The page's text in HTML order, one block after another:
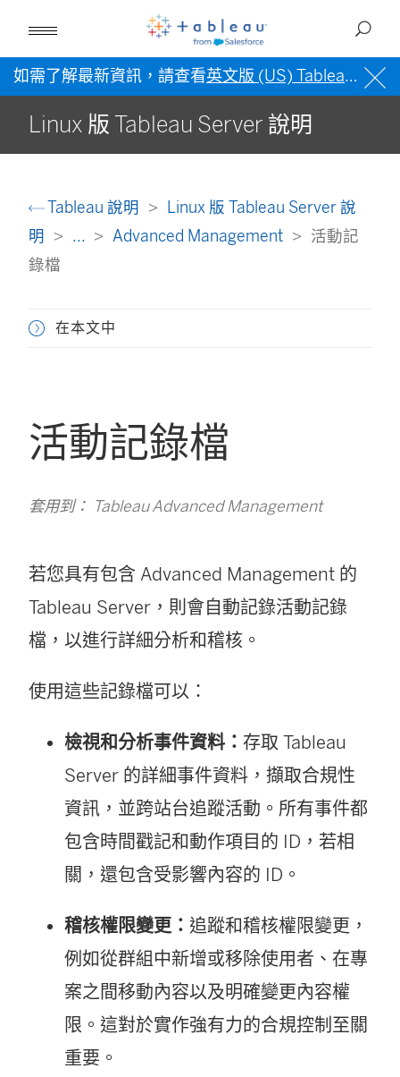
如需了解最新資訊，請查看英文版 (US) Tableau 說明
Linux 版 Tableau Server 說明
Tableau 說明
Linux 版 Tableau Server 說
明
... Advanced Management
活動記
錄檔
在本文中
活動記錄檔
套用到： Tableau Advanced Management
若您具有包含 Advanced Management 的
Tableau Server ，則會自動記錄活動記錄
檔，以進行詳細分析和稽核。
使用這些記錄檔可以：
檢視和分析事件資料： 存取 Tableau
Server 的詳細事件資料，擷取合規性
資訊，並跨站台追蹤活動。所有事件都
包含時間戳記和動作項目的 ID，若相
關，還包含受影響內容的 ID。
稽核權限變更： 追蹤和稽核權限變更，
例如從群組中新增或移除使用者、在專
案之間移動內容以及明確變更內容權
限。這對於實作強有力的合規控制至關
重要。